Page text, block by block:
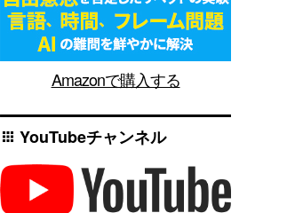
Amazonで購入する
apps YouTubeチャンネル